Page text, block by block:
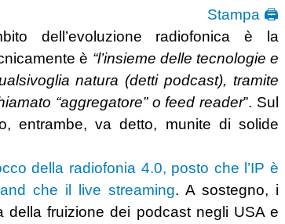
Stampa 🖨
dell’evoluzione radiofonica è la
è “l’insieme delle tecnologie e
natura (detti podcast), tramite
“aggregatore” o feed reader”. Sul
entrambe, va detto, munite di solide
della radiofonia 4.0, posto che l’IP è
che il live streaming. A sostegno, i
della fruizione dei podcast negli USA e